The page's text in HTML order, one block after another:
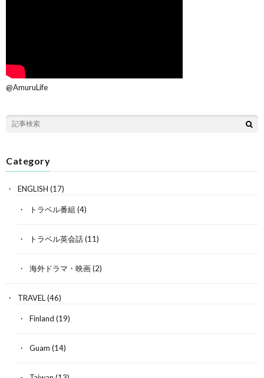
@AmuruLife
Category
ENGLISH (17)
トラベル番組 (4)
トラベル英会話(11)
海外ドラマ・映画(2)
TRAVEL(46)
Finland (19)
Guam (14)